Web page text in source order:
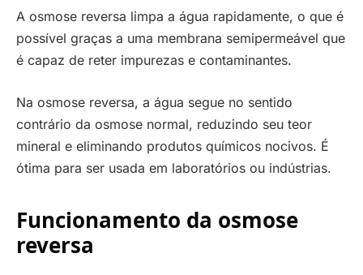
A osmose reversa limpa a água rapidamente, o que é
possível graças a uma membrana semipermeável que
é capaz de reter impurezas e contaminantes.
Na osmose reversa, a água segue no sentido
contrário da osmose normal, reduzindo seu teor
mineral e eliminando produtos químicos nocivos. É
ótima para ser usada em laboratórios ou indústrias.
Funcionamento da osmose
reversa